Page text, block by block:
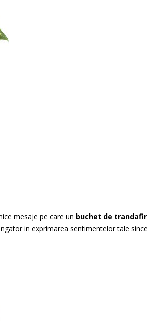
mesaje pe care un buchet de
in exprimarea sentimentelor tale